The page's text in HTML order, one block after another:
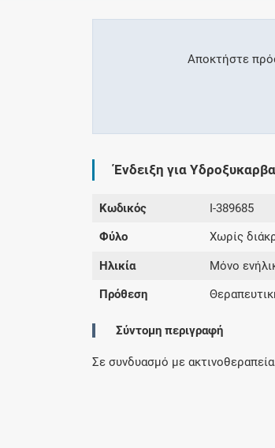
Αποκτήστε
Ένδειξη για
Κωδικός I-389685
Φύλο Χωρίς
Ηλικία Μόνο
Πρόθεση
Σύντομη περιγραφή
Σε συνδυασμό με